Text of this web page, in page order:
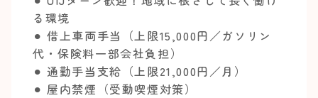
る環境
⚫︎ 借上車両手当（上限15,000円／ガソリン
代・保険料一部会社負担）
⚫︎ 通勤手当支給（上限21,000円／月）
⚫︎ 屋内禁煙（受動喫煙対策）